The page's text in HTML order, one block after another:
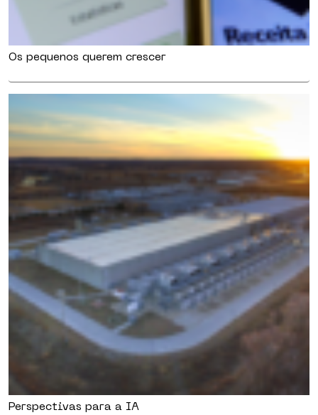
Os pequenos querem crescer
Perspectivas para a IA